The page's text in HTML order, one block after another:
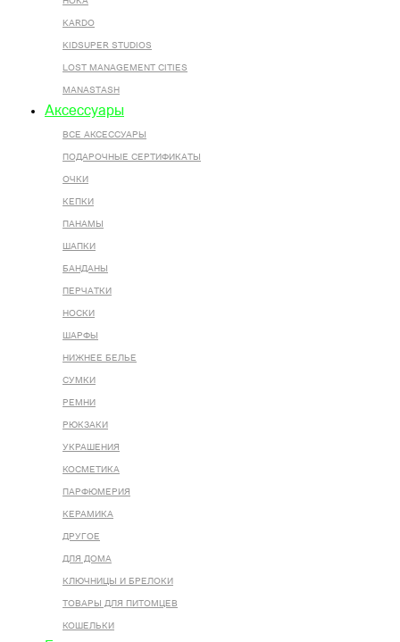
KARDO
KIDSUPER STUDIOS
LOST MANAGEMENT CITIES
MANASTASH
Аксессуары
ВСЕ AКСЕССУАРЫ
ПОДАРОЧНЫЕ СЕРТИФИКАТЫ
ОЧКИ
КЕПКИ
ПАНАМЫ
ШАПКИ
БАНДАНЫ
ПЕРЧАТКИ
НОСКИ
ШАРФЫ
НИЖНЕЕ БЕЛЬЕ
СУМКИ
РЕМНИ
РЮКЗАКИ
УКРАШЕНИЯ
КОСМЕТИКА
ПАРФЮМЕРИЯ
КЕРАМИКА
ДРУГОЕ
ДЛЯ ДОМА
КЛЮЧНИЦЫ И БРЕЛОКИ
ТОВАРЫ ДЛЯ ПИТОМЦЕВ
КОШЕЛЬКИ